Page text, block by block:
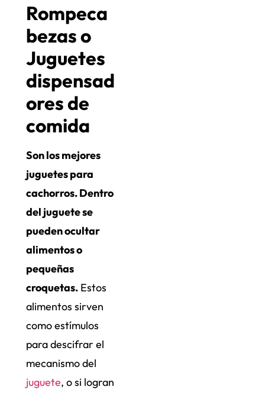
Rompeca
bezas o
Juguetes
dispensad
ores de
comida
Son los mejores
juguetes para
cachorros. Dentro
del juguete se
pueden ocultar
alimentos o
pequeñas
croquetas. Estos
alimentos sirven
como estímulos
para descifrar el
mecanismo del
juguete, o si logran